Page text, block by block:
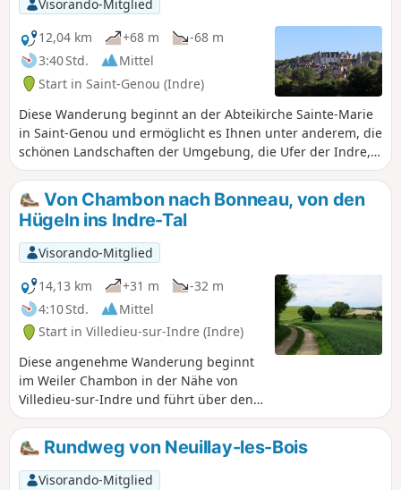
Sees aus bewundern können.
Visorando-Mitglied
12,04 km
+68 m
-68 m
3:40 Std.
Mittel
Start in Saint-Genou (Indre)
Diese Wanderung beginnt an der Abteikirche Sainte-Marie
in Saint-Genou und ermöglicht es Ihnen unter anderem, die
schönen Landschaften der Umgebung, die Ufer der Indre,
die Kirche Saint-Sulpice und das (private) Feudalschloss von
Palluau-sur-Indre, die alten Keller, in denen heute
Fledermäuse leben, sowie das kleine (private) Schloss von
La Joubardière.
Von Chambon nach Bonneau, von den
Hügeln ins Indre-Tal
Visorando-Mitglied
14,13 km
+31 m
-32 m
4:10 Std.
Mittel
Start in Villedieu-sur-Indre (Indre)
Diese angenehme Wanderung beginnt
im Weiler Chambon in der Nähe von
Villedieu-sur-Indre und führt über den
Südhang des Indre-Tals zum Dorf
Bonneau und über den Nordhang
zurück, mit schönen Aussichtspunkten.
Rundweg von Neuillay-les-Bois
Visorando-Mitglied